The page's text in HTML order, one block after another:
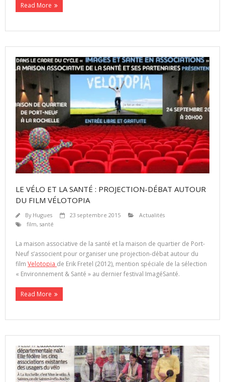
Read More
LE VÉLO ET LA SANTÉ : PROJECTION-DÉBAT AUTOUR
DU FILM VÉLOTOPIA
By Hugues 23 septembre 2015
Actualités
film, santé
La maison associative de la santé et la maison de quartier de Port-
Neuf s’associent pour organiser une projection-débat autour du
film Velotopia de Erik Fretel (2012), mention spéciale de la sélection
« Environnement & Santé » au dernier festival ImagéSanté.
Read More